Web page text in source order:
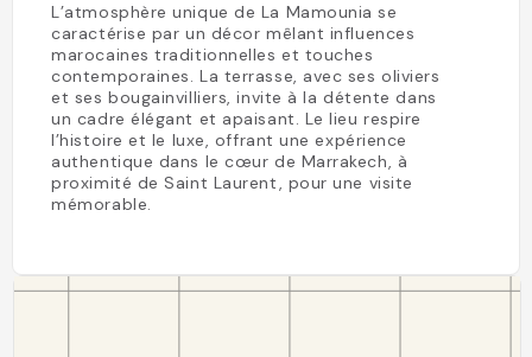
L’atmosphère unique de La Mamounia se
caractérise par un décor mêlant influences
marocaines traditionnelles et touches
contemporaines. La terrasse, avec ses oliviers
et ses bougainvilliers, invite à la détente dans
un cadre élégant et apaisant. Le lieu respire
l’histoire et le luxe, offrant une expérience
authentique dans le cœur de Marrakech, à
proximité de Saint Laurent, pour une visite
mémorable.